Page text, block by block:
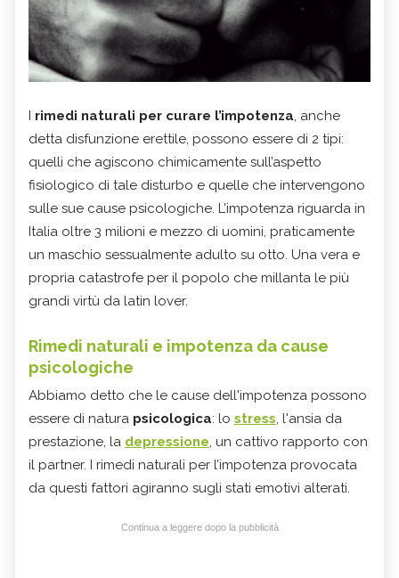
I rimedi naturali per curare l’impotenza, anche
detta disfunzione erettile, possono essere di 2 tipi:
quelli che agiscono chimicamente sull’aspetto
fisiologico di tale disturbo e quelle che intervengono
sulle sue cause psicologiche. L’impotenza riguarda in
Italia oltre 3 milioni e mezzo di uomini, praticamente
un maschio sessualmente adulto su otto. Una vera e
propria catastrofe per il popolo che millanta le più
grandi virtù da latin lover.
Rimedi naturali e impotenza da cause
psicologiche
Abbiamo detto che le cause dell'impotenza possono
essere di natura psicologica: lo stress, l'ansia da
prestazione, la depressione, un cattivo rapporto con
il partner. I rimedi naturali per l’impotenza provocata
da questi fattori agiranno sugli stati emotivi alterati.
Continua a leggere dopo la pubblicità